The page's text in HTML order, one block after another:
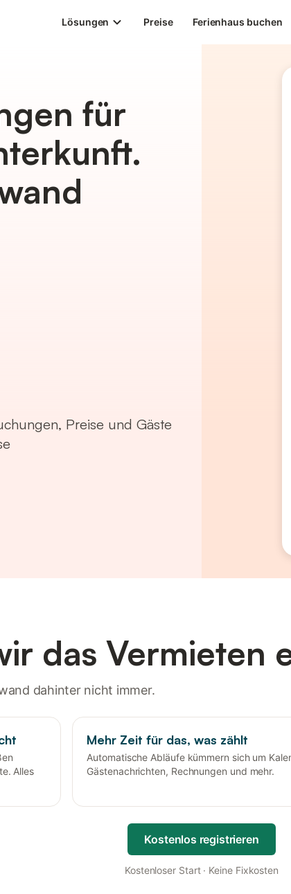
Lösungen Preise Ferienhaus buchen
für
Preise und Gäste
das Vermieten
dahinter nicht immer.
Alles
Mehr Zeit für das, was zählt
Automatische Abläufe kümmern sich um
Gästenachrichten, Rechnungen und mehr.
Kostenlos registrieren
Kostenloser Start · Keine Fixkosten